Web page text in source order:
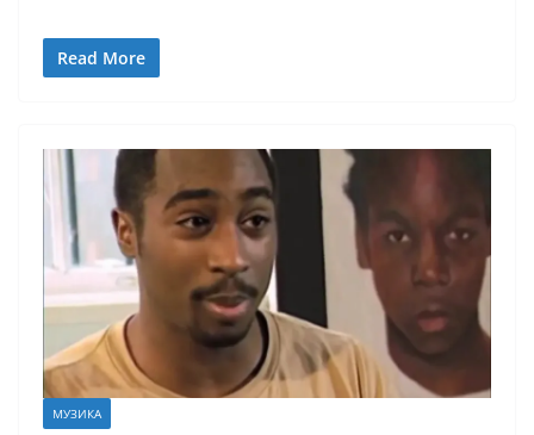
Read More
МУЗИКА